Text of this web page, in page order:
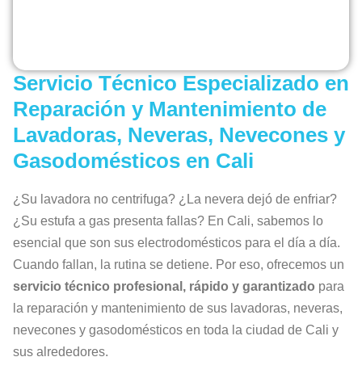
Servicio Técnico Especializado en
Reparación y Mantenimiento de
Lavadoras, Neveras, Nevecones y
Gasodomésticos en Cali
¿Su lavadora no centrifuga? ¿La nevera dejó de enfriar?
¿Su estufa a gas presenta fallas? En Cali, sabemos lo
esencial que son sus electrodomésticos para el día a día.
Cuando fallan, la rutina se detiene. Por eso, ofrecemos un
servicio técnico profesional, rápido y garantizado para
la reparación y mantenimiento de sus lavadoras, neveras,
nevecones y gasodomésticos en toda la ciudad de Cali y
sus alrededores.